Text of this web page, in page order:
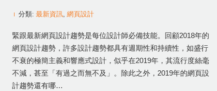
分類: 最新資訊 網頁設計
緊跟最新網頁設計趨勢是每位設計師必備技能。回顧2018年的
網頁設計趨勢，許多設計趨勢都具有週期性和持續性，如盛行
不衰的極簡主義和響應式設計，似乎在2019年，其流行度絲毫
不減，甚至「有過之而無不及」。除此之外，2019年的網頁設
計趨勢還有哪…